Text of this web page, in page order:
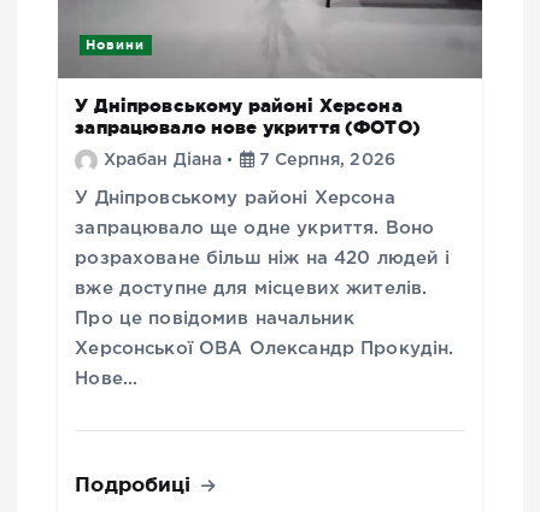
Новини
У Дніпровському районі Херсона
запрацювало нове укриття (ФОТО)
Храбан Діана 7 Серпня, 2026
У Дніпровському районі Херсона
запрацювало ще одне укриття. Воно
розраховане більш ніж на 420 людей і
вже доступне для місцевих жителів.
Про це повідомив начальник
Херсонської ОВА Олександр Прокудін.
Нове…
Подробиці